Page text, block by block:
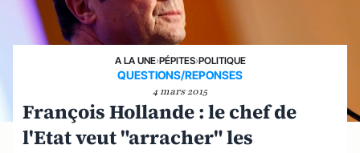
A LA UNE›PÉPITES›POLITIQUE
QUESTIONS/REPONSES
4 mars 2015
François Hollande : le chef de
l'Etat veut "arracher" les